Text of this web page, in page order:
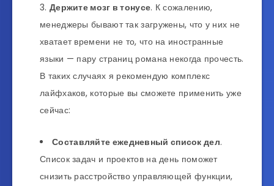
Держите мозг в тонусе. К сожалению,
менеджеры бывают так загружены, что у них не
хватает времени не то, что на иностранные
языки — пару страниц романа некогда прочесть.
В таких случаях я рекомендую комплекс
лайфхаков, которые вы сможете применить уже
сейчас:
Составляйте ежедневный список дел.
Список задач и проектов на день поможет
снизить расстройство управляющей функции,